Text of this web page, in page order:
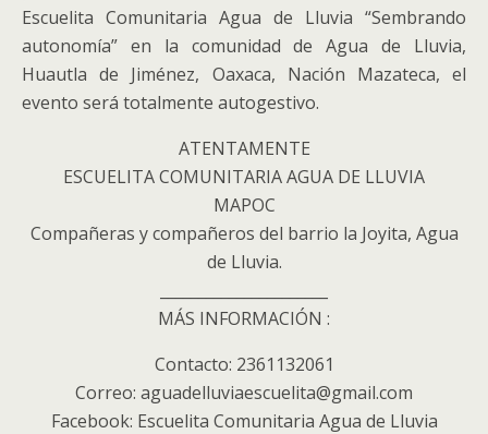
Escuelita Comunitaria Agua de Lluvia “Sembrando
autonomía” en la comunidad de Agua de Lluvia,
Huautla de Jiménez, Oaxaca, Nación Mazateca, el
evento será totalmente autogestivo.
ATENTAMENTE
ESCUELITA COMUNITARIA AGUA DE LLUVIA
MAPOC
Compañeras y compañeros del barrio la Joyita, Agua
de Lluvia.
MÁS INFORMACIÓN :
Contacto: 2361132061
Correo: aguadelluviaescuelita@gmail.com
Facebook: Escuelita Comunitaria Agua de Lluvia